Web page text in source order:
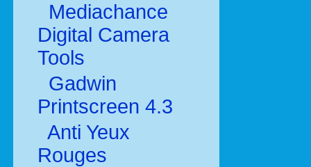
Mediachance
Digital Camera
Tools
Gadwin
Printscreen 4.3
Anti Yeux
Rouges